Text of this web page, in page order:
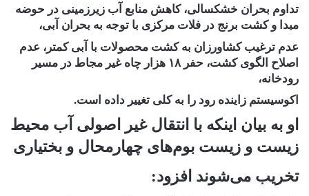
تداوم بحران خشکسالی، کاهش منابع آب زیرزمینی در حوضه
مبدا و کشت برنج در فلات مرکزی با توجه به بحران آبی،
عدم ترغیب کشاورزان به کشت محصولات با آبی کمتر، عدم
اصلاح الگوی کشت، حفر ۱۸ هزار چاه غیر مجاط در مسیر
رودخانه،
اکوسیستم زاینده رود را به کلی تغییر داده است.
او به بیان اینکه با انتقال غیر اصولی آب محیط
زیست و زیست بوم‌های چهارمحال و بختیاری
تخریب می‌شوند افزود: